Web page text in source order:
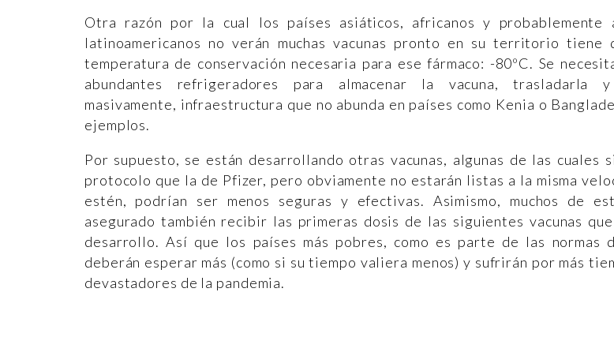
Otra razón por la cual los países asiáticos, africanos y probablemente
latinoamericanos no verán muchas vacunas pronto en su territorio tiene
temperatura de conservación necesaria para ese fármaco: -80ºC. Se
abundantes refrigeradores para almacenar la vacuna, trasladarla y
masivamente, infraestructura que no abunda en países como Kenia o
ejemplos.
Por supuesto, se están desarrollando otras vacunas, algunas de las cuales
protocolo que la de Pfizer, pero obviamente no estarán listas a la misma
estén, podrían ser menos seguras y efectivas. Asimismo, muchos de
asegurado también recibir las primeras dosis de las siguientes vacunas
desarrollo. Así que los países más pobres, como es parte de las normas
deberán esperar más (como si su tiempo valiera menos) y sufrirán por más
devastadores de la pandemia.